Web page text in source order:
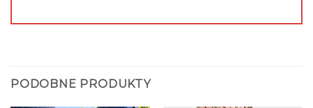
PODOBNE PRODUKTY